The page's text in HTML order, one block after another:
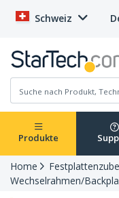
Schweiz
Produkte
Home
Wechselrahmen/